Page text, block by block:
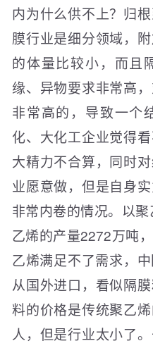
内为什么供不上？归
膜行业是细分领域，
的体量比较小，而且
缘、异物要求非常高
非常高的，导致一个
化、大化工企业觉得
大精力不合算，同时
业愿意做，但是自身
非常内卷的情况。以
乙烯的产量2272万吨
乙烯满足不了需求，
从国外进口，看似隔
料的价格是传统聚乙
人，但是行业太小了